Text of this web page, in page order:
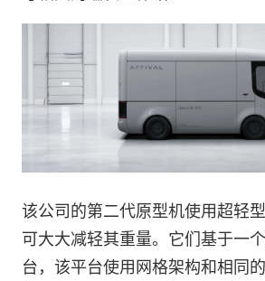
该公司的第二代原型机使用超轻
可大大减轻其重量。它们基于一
台，该平台使用网格架构和相同